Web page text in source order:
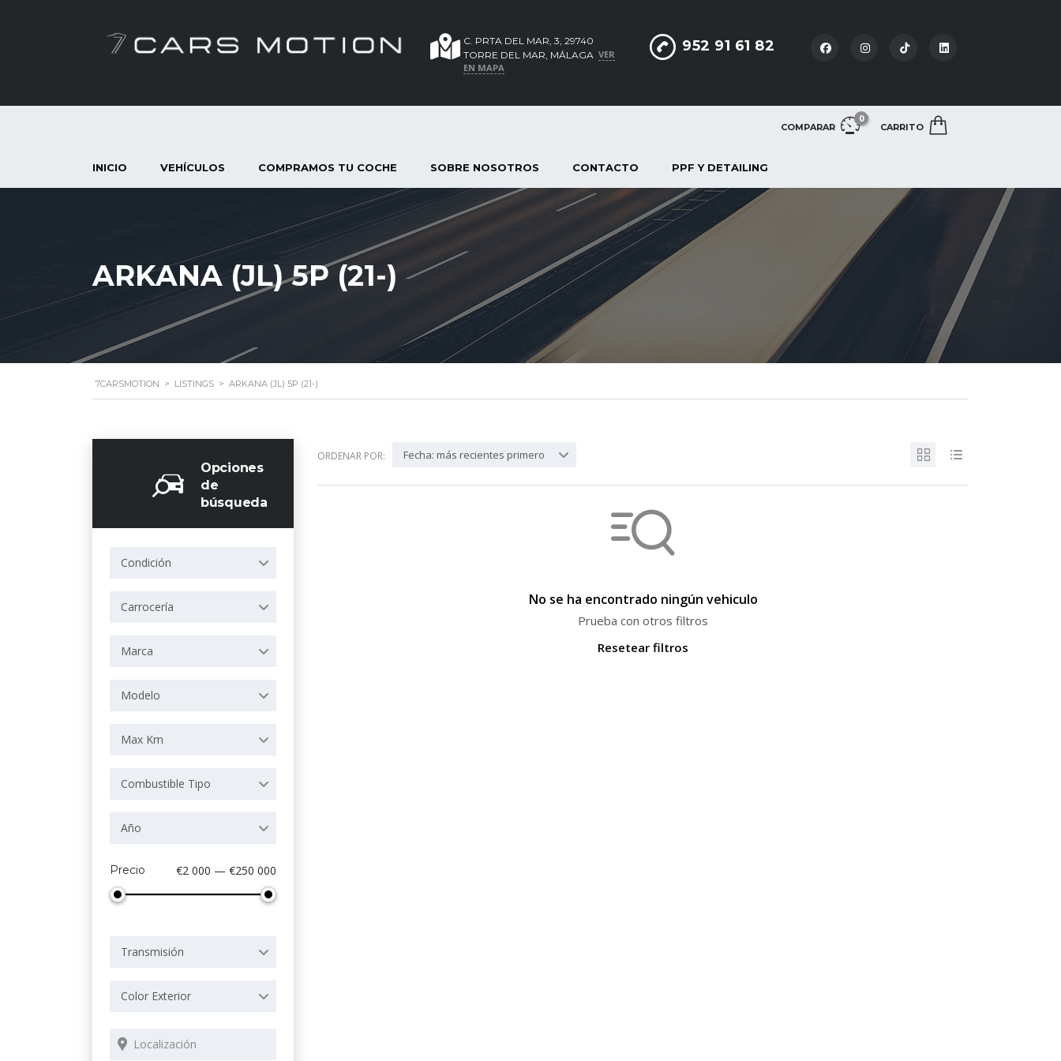
952 91 61 82
C. PRTA DEL MAR, 3, 29740
TORRE DEL MAR, MÁLAGA VER
EN MAPA
COMPARAR
0
CARRITO
INICIO VEHÍCULOS COMPRAMOS TU COCHE SOBRE NOSOTROS CONTACTO PPF Y DETAILING
ARKANA (JL) 5P (21-)
7CARSMOTION > LISTINGS > ARKANA (JL) 5P (21-)
Opciones
de
búsqueda
Condición
Carrocería
Marca
Modelo
Max Km
Combustible Tipo
Año
Precio €2 000 — €250 000
Transmisión
Color Exterior
ORDENAR POR: Fecha: más recientes primero
No se ha encontrado ningún vehiculo
Prueba con otros filtros
Resetear filtros